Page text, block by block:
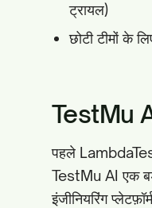
ट्रायल)
छोटी टीमों के
TestMu
पहले
TestMu AI एक
इंजीनियरिंग